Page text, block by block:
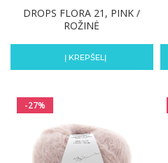
DROPS FLORA 21, PINK /
ROŽINĖ
Į KREPŠELĮ
-27%